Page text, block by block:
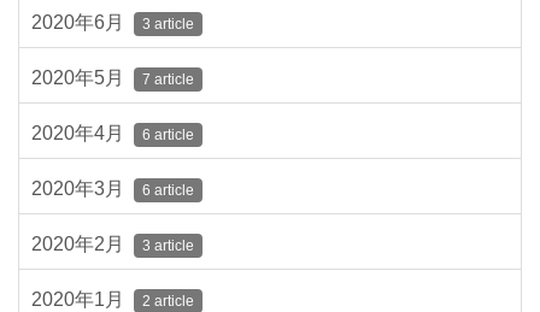
2020年6月 3 article
2020年5月 7 article
2020年4月 6 article
2020年3月 6 article
2020年2月 3 article
2020年1月 2 article